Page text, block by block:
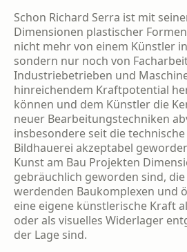
Schon Richard Serra ist mit
Dimensionen plastischer
nicht mehr von einem Künstler
sondern nur noch von
Industriebetrieben und
hinreichendem Kraftpotential
können und dem Künstler die
neuer Bearbeitungstechniken
insbesondere seit die
Bildhauerei akzeptabel
Kunst am Bau Projekten
gebräuchlich geworden sind,
werdenden Baukom­plexen und
eine eigene künstlerische Kraft
oder als visuelles Widerlager
der Lage sind.